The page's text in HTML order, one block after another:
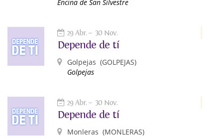
Encina de San Silvestre
29 Abr. 30 Nov.
Depende de tí
Golpejas (GOLPEJAS)
Golpejas
29 Abr. 30 Nov.
Depende de tí
Monleras (MONLERAS)